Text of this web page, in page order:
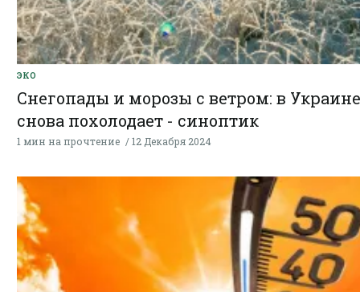
ЭКО
Снегопады и морозы с ветром: в Украине
снова похолодает - синоптик
1 мин на прочтение 12 Декабря 2024